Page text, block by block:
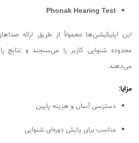
Phonak Hearing Test
این اپلیکیشن‌ها معمولاً از طریق ارائه
محدوده شنوایی کاربر را می‌سنجند و نتایج
می‌دهند.
مزایا:
دسترسی آسان و هزینه پایین
مناسب برای پایش دوره‌ای شنوایی